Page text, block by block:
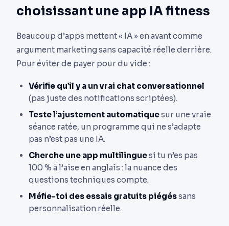
choisissant une app IA fitness
Beaucoup d’apps mettent « IA » en avant comme
argument marketing sans capacité réelle derrière.
Pour éviter de payer pour du vide :
Vérifie qu’il y a un vrai chat conversationnel
(pas juste des notifications scriptées).
Teste l’ajustement automatiquesur une vraie
séance ratée, un programme qui ne s’adapte
pas n’est pas une IA.
Cherche une app multilinguesi tu n’es pas
100 % à l’aise en anglais : la nuance des
questions techniques compte.
Méfie-toi des essais gratuits piégéssans
personnalisation réelle.